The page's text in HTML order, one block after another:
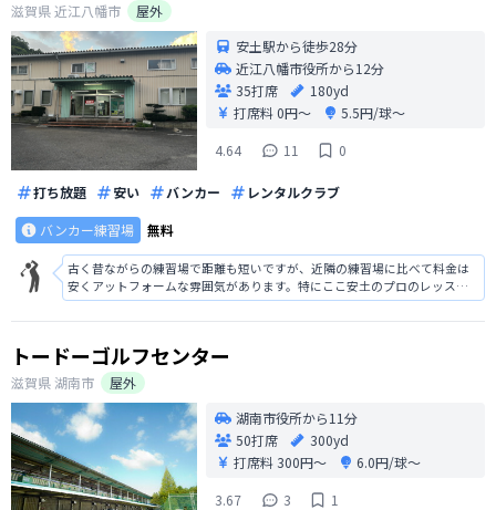
滋賀県近江八幡市
屋外
安土駅から徒歩28分
近江八幡市役所から12分
35打席
180yd
打席料0円〜
5.5円/球〜
4.64
11 0
打ち放題 安い バンカー
レンタルクラブ
バンカー練習場
無料
古く昔ながらの練習場で距離も短いですが、近隣の練習場に比べて料金は
安くアットフォームな雰囲気があります。特にここ安土のプロのレッスン
が非常に人気で私の知り合いも沢山習われていて、とても分かりやすく丁
寧でそれでいて上手くなれると評判のプロです。近江八幡近郊、彦根、長
トードーゴルフセンター
滋賀県 湖南市
屋外
湖南市役所から11分
50打席
300yd
打席料300円〜
6.0円/球〜
3.67
3 1